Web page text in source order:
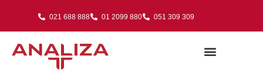
021 688 888 01 2099 880 051 309 309